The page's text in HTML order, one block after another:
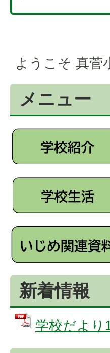
ようこそ 真菅
メニュー
新着情報
学校だより